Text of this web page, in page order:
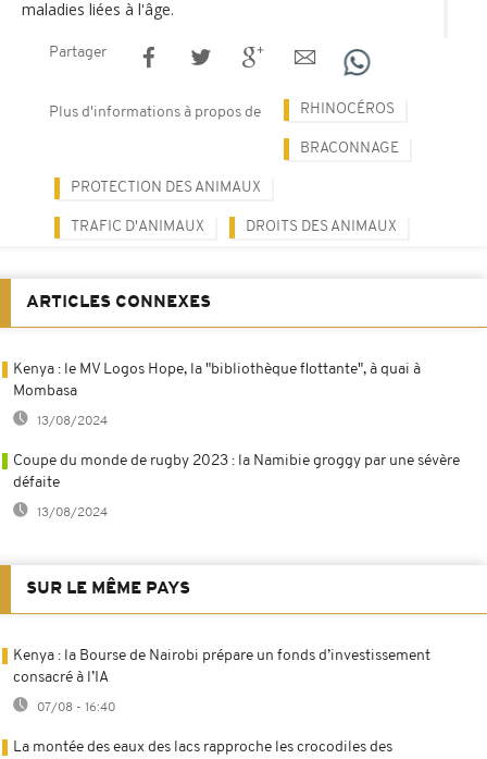
maladies liées à l'âge.
Partager
Plus d'informations à propos de RHINOCÉROS
BRACONNAGE
PROTECTION DES ANIMAUX
TRAFIC D'ANIMAUX DROITS DES ANIMAUX
ARTICLES CONNEXES
Kenya : le MV Logos Hope, la "bibliothèque flottante", à quai à
Mombasa
13/08/2024
Coupe du monde de rugby 2023 : la Namibie groggy par une sévère
défaite
13/08/2024
SUR LE MÊME PAYS
Kenya : la Bourse de Nairobi prépare un fonds d’investissement
consacré à l’IA
07/08 - 16:40
La montée des eaux des lacs rapproche les crocodiles des